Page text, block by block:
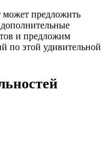
может предложить
и предложим
по этой удивительной